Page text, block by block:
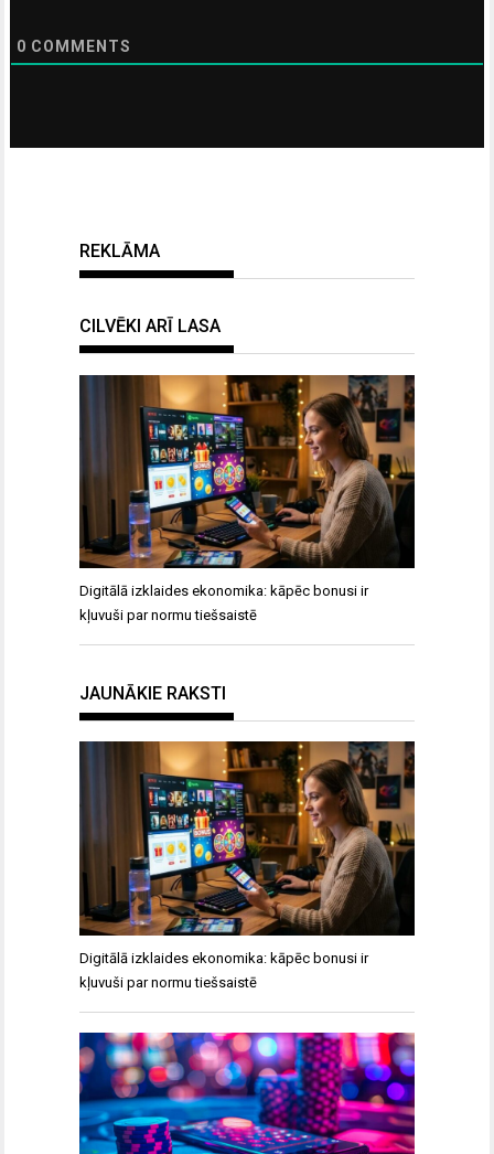
0 COMMENTS
REKLĀMA
CILVĒKI ARĪ LASA
Digitālā izklaides ekonomika: kāpēc bonusi ir
kļuvuši par normu tiešsaistē
JAUNĀKIE RAKSTI
Digitālā izklaides ekonomika: kāpēc bonusi ir
kļuvuši par normu tiešsaistē